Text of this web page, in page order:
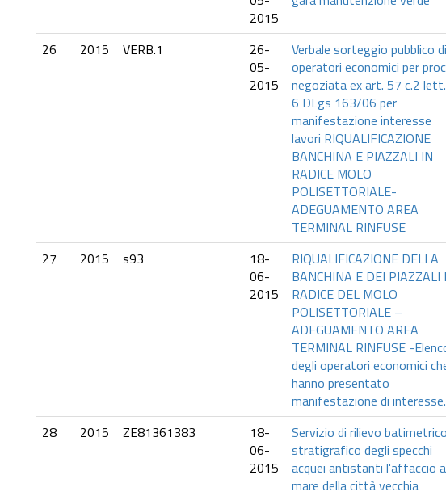
2015
26 2015 VERB.1
26-
05-
2015
Verbale sorteggio pubblico
operatori economici per
negoziata ex art. 57 c.2
6 DLgs 163/06 per
manifestazione interesse
lavori RIQUALIFICAZIONE
BANCHINA E PIAZZALI IN
RADICE MOLO
POLISETTORIALE-
ADEGUAMENTO AREA
TERMINAL RINFUSE
27 2015 s93
18-
06-
2015
RIQUALIFICAZIONE DELLA
BANCHINA E DEI PIAZZALI
RADICE DEL MOLO
POLISETTORIALE –
ADEGUAMENTO AREA
TERMINAL RINFUSE -
degli operatori economici
hanno presentato
manifestazione di interesse.
28 2015 ZE81361383
18-
06-
2015
Servizio di rilievo
stratigrafico degli specchi
acquei antistanti l'affaccio a
mare della città vecchia